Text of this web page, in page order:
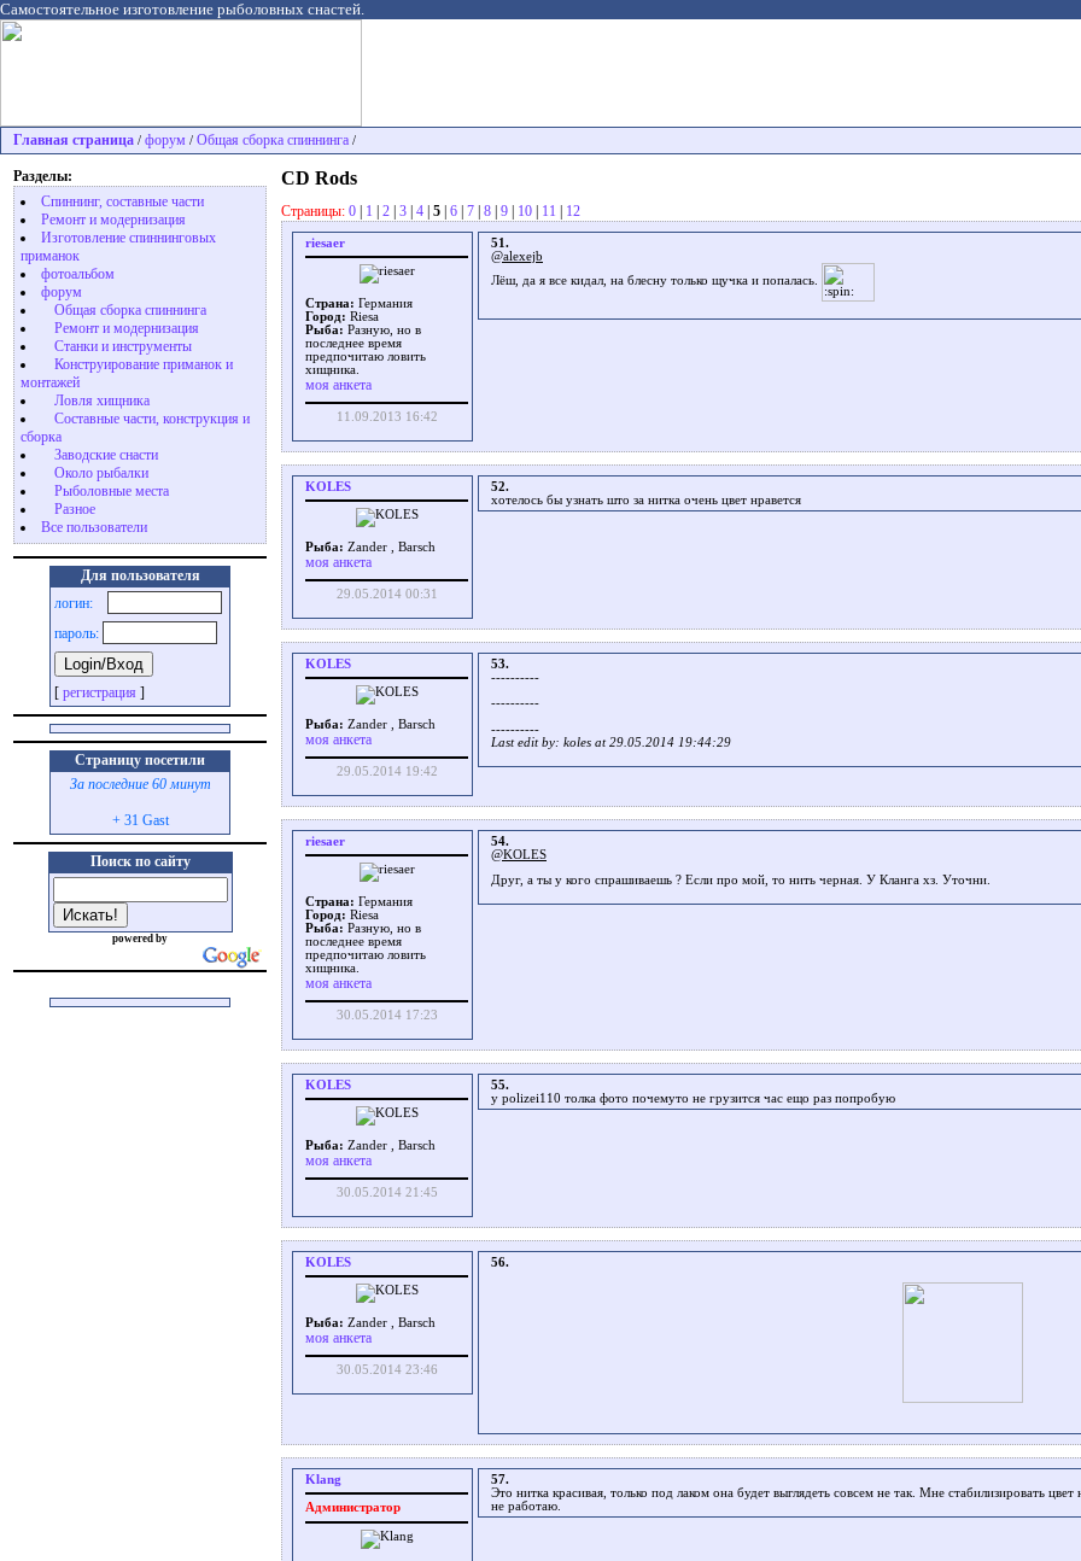
Самостоятельное изготовление рыболовных снастей.
Главная страница / форум / Общая сборка спиннинга /
Разделы:
Спиннинг, составные части
Ремонт и модернизация
Изготовление спиннинговых
приманок
фотоальбом
форум
Общая сборка спиннинга
Ремонт и модернизация
Станки и инструменты
Конструирование приманок и
монтажей
Ловля хищника
Cоставные части, конструкция и
сборка
Заводские снасти
Около рыбалки
Рыболовные места
Разное
Все пользователи
Для пользователя
логин:
пароль:
[ регистрация ]
Страницу посетили
За последние 60 минут
+ 31 Gast
Поиск по сайту
powered by
CD Rods
Страницы: 0 | 1 | 2 | 3 | 4 | 5 | 6 | 7 | 8 | 9 | 10 | 11 | 12
riesaer
Страна: Германия
Город: Riesa
Рыба: Разную, но в
последнее время
предпочитаю ловить
хищника.
моя анкета
11.09.2013 16:42
51.
@alexejb
Лёш, да я все кидал, на блесну только щучка и попалась.
KOLES
Рыба: Zander , Barsch
моя анкета
29.05.2014 00:31
52.
хотелось бы узнать што за нитка очень цвет нравется
KOLES
Рыба: Zander , Barsch
моя анкета
29.05.2014 19:42
53.
----------
----------
----------
Last edit by: koles at 29.05.2014 19:44:29
riesaer
Страна: Германия
Город: Riesa
Рыба: Разную, но в
последнее время
предпочитаю ловить
хищника.
моя анкета
30.05.2014 17:23
54.
@KOLES
Друг, а ты у кого спрашиваешь ? Если про мой, то нить черная. У Кланга хз. Уточни.
KOLES
Рыба: Zander , Barsch
моя анкета
30.05.2014 21:45
55.
у polizei110 толка фото почемуто не грузится час ещо раз попробую
KOLES
Рыба: Zander , Barsch
моя анкета
30.05.2014 23:46
56.
Klang
Администратор
57.
Это нитка красивая, только под лаком она будет выглядеть совсем не так. Мне стабилизировать
не работаю.